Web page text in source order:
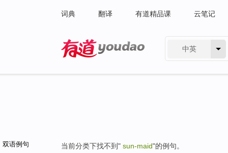
词典 翻译 有道精品课 云笔记
中英
双语例句 当前分类下找不到" sun-maid"的例句。